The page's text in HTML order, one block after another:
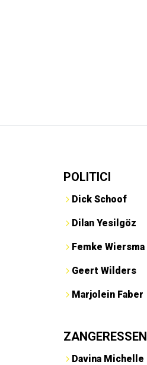
POLITICI
Dick Schoof
Dilan Yesilgöz
Femke Wiersma
Geert Wilders
Marjolein Faber
ZANGERESSEN
Davina Michelle